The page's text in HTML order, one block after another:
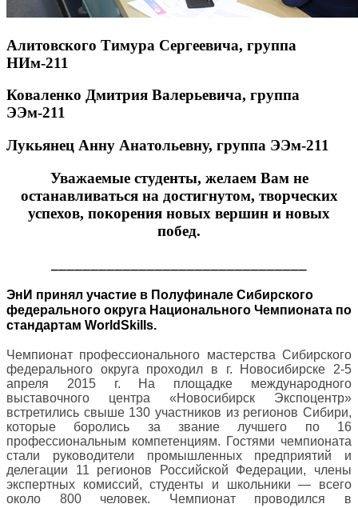
Алитовского Тимура Сергеевича, группа
НИм-211
Коваленко Дмитрия Валерьевича, группа
ЭЭм-211
Лукьянец Анну Анатольевну, группа ЭЭм-211
Уважаемые студенты, желаем Вам не
останавливаться на достигнутом, творческих
успехов, покорения новых вершин и новых
побед.
ЭнИ принял участие в Полуфинале Сибирского
федерального округа Национального Чемпионата по
стандартам WorldSkills.
Чемпионат профессионального мастерства Сибирского
федерального округа проходил в г. Новосибирске 2-5
апреля 2015 г. На площадке международного
выставочного центра «Новосибирск Экспоцентр»
встретились свыше 130 участников из регионов Сибири,
которые боролись за звание лучшего по 16
профессиональным компетенциям. Гостями чемпионата
стали руководители промышленных предприятий и
делегации 11 регионов Российской Федерации, члены
экспертных комиссий, студенты и школьники — всего
около 800 человек. Чемпионат проводился в